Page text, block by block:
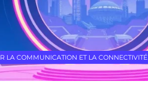
LA COMMUNICATION ET LA CONNECTIVITÉ